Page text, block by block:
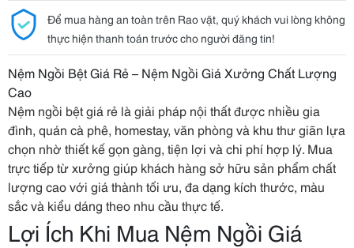
Để mua hàng an toàn trên Rao vặt, quý khách vui lòng không
thực hiện thanh toán trước cho người đăng tin!
Nệm Ngồi Bệt Giá Rẻ – Nệm Ngồi Giá Xưởng Chất Lượng
Cao
Nệm ngồi bệt giá rẻ là giải pháp nội thất được nhiều gia
đình, quán cà phê, homestay, văn phòng và khu thư giãn lựa
chọn nhờ thiết kế gọn gàng, tiện lợi và chi phí hợp lý. Mua
trực tiếp từ xưởng giúp khách hàng sở hữu sản phẩm chất
lượng cao với giá thành tối ưu, đa dạng kích thước, màu
sắc và kiểu dáng theo nhu cầu thực tế.
Lợi Ích Khi Mua Nệm Ngồi Giá